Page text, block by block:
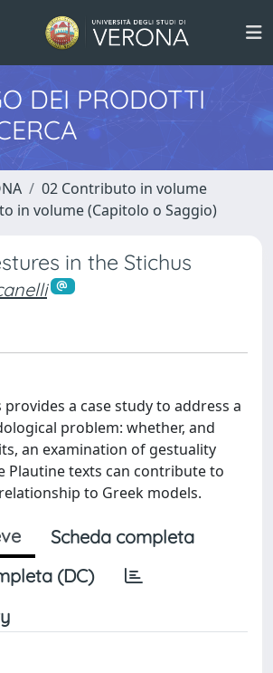
DEI PRODOTTI
02 Contributo in volume
in volume (Capitolo o Saggio)
in the Stichus
provides a case study to address a
problem: whether, and
an examination of gestuality
Plautine texts can contribute to
to Greek models.
Scheda completa
(DC)